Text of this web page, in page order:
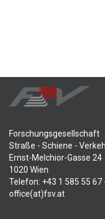
Forschungsgesellschaft
Straße - Schiene -
Ernst-Melchior-Gasse 24
1020 Wien
Telefon: +43 1 585 55 67
office(at)fsv.at